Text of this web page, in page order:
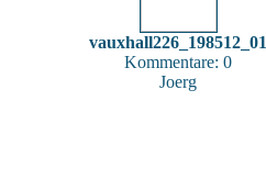
vauxhall226_198512_01
Kommentare: 0
Joerg